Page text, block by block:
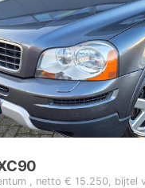
, netto € 15.250, bijtel